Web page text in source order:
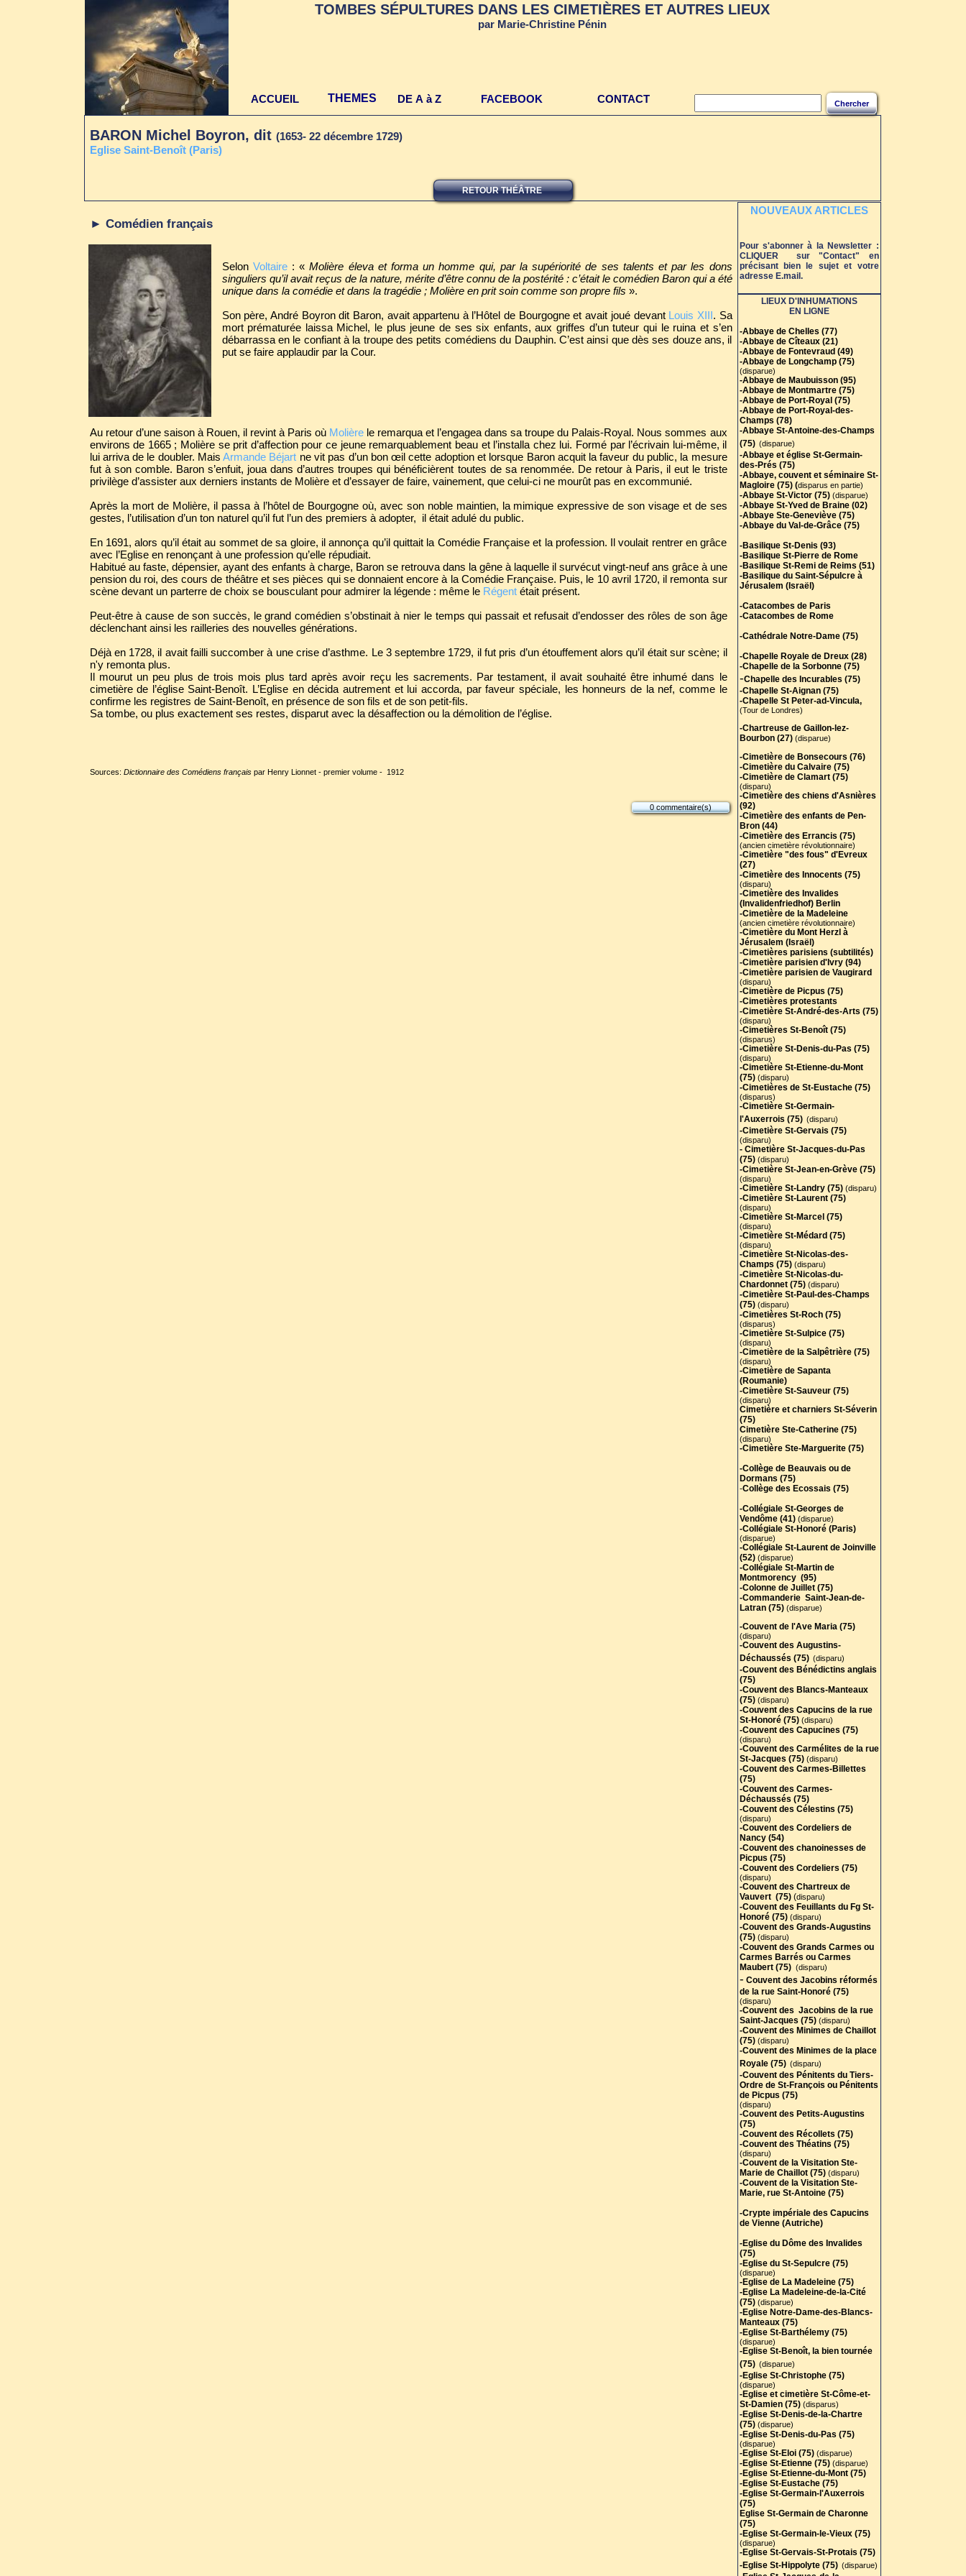
RETOUR THÉÂTRE
BARON Michel Boyron, dit (1653- 22 décembre 1729)
Eglise Saint-Benoît (Paris)
► Comédien français
Selon Voltaire : « Molière éleva et forma un homme qui, par la supériorité de ses talents et par les dons
singuliers qu’il avait reçus de la nature, mérite d’être connu de la postérité : c’était le comédien Baron qui a été
unique dans la comédie et dans la tragédie ; Molière en prit soin comme son propre fils ».
Son père, André Boyron dit Baron, avait appartenu à l’Hôtel de Bourgogne et avait joué devant Louis XIII. Sa
mort prématurée laissa Michel, le plus jeune de ses six enfants, aux griffes d’un tuteur qui le ruina et s’en
débarrassa en le confiant à la troupe des petits comédiens du Dauphin. C’est ainsi que dès ses douze ans, il
put se faire applaudir par la Cour.
Au retour d’une saison à Rouen, il revint à Paris où Molièrele remarqua et l’engagea dans sa troupe du Palais-Royal. Nous sommes aux
environs de 1665 ; Molière se prit d’affection pour ce jeune remarquablement beau et l’installa chez lui. Formé par l’écrivain lui-même, il
lui arriva de le doubler. MaisArmande Béjart ne vit pas d’un bon œil cette adoption et lorsque Baron acquit la faveur du public, la mesure
fut à son comble. Baron s’enfuit, joua dans d’autres troupes qui bénéficièrent toutes de sa renommée. De retour à Paris, il eut le triste
privilège d’assister aux derniers instants de Molière et d’essayer de faire, vainement, que celui-ci ne mourût pas en excommunié.
Après la mort de Molière, il passa à l’hôtel de Bourgogne où, avec son noble maintien, la mimique expressive de son visage et de ses
gestes, l’utilisation d’un ton naturel qu’il fut l’un des premiers à adopter, il était adulé du public.
En 1691, alors qu’il était au sommet de sa gloire, il annonça qu’il quittait la Comédie Française et la profession. Il voulait rentrer en grâce
avec l’Eglise en renonçant à une profession qu’elle répudiait.
Habitué au faste, dépensier, ayant des enfants à charge, Baron se retrouva dans la gêne à laquelle il survécut vingt-neuf ans grâce à une
pension du roi, des cours de théâtre et ses pièces qui se donnaient encore à la Comédie Française. Puis, le 10 avril 1720, il remonta sur
scène devant un parterre de choix se bousculant pour admirer la légende : même le Régentétait présent.
Peut-être à cause de son succès, le grand comédien s’obstinait à nier le temps qui passait et refusait d’endosser des rôles de son âge
déclenchant ainsi les railleries des nouvelles générations.
Déjà en 1728, il avait failli succomber à une crise d’asthme. Le 3 septembre 1729, il fut pris d’un étouffement alors qu’il était sur scène; il
n'y remonta plus.
Il mourut un peu plus de trois mois plus tard après avoir reçu les sacrements. Par testament, il avait souhaité être inhumé dans le
cimetière de l’église Saint-Benoît. L’Eglise en décida autrement et lui accorda, par faveur spéciale, les honneurs de la nef, comme le
confirme les registres de Saint-Benoît, en présence de son fils et de son petit-fils.
Sa tombe, ou plus exactement ses restes, disparut avec la désaffection ou la démolition de l’église.
Sources: Dictionnaire des Comédiens françaispar Henry Lionnet - premier volume - 1912
0 commentaire(s)
ACCUEIL THEMES CONTACT Chercher
FACEBOOK
DE A à Z
TOMBES SÉPULTURES DANS LES CIMETIÈRES ET AUTRES LIEUX
par Marie-Christine Pénin
NOUVEAUX ARTICLES
Pour s'abonner à la Newsletter :
CLIQUER sur "Contact" en
précisant bien le sujet et votre
adresse E.mail.
LIEUX D'INHUMATIONS
EN LIGNE
-Abbaye de Chelles (77)
-Abbaye de Cîteaux (21)
-Abbaye de Fontevraud (49)
-Abbaye de Longchamp (75)
(disparue)
-Abbaye de Maubuisson (95)
-Abbaye de Montmartre (75)
-Abbaye de Port-Royal (75)
-Abbaye de Port-Royal-des-
Champs (78)
-Abbaye St-Antoine-des-Champs
(75) (disparue)
-Abbaye et église St-Germain-
des-Prés (75)
-Abbaye, couvent et séminaire St-
Magloire (75) (disparus en partie)
-Abbaye St-Victor (75) (disparue)
-Abbaye St-Yved de Braine (02)
-Abbaye Ste-Geneviève (75)
-Abbaye du Val-de-Grâce (75)
-Basilique St-Denis (93)
-Basilique St-Pierre de Rome
-Basilique St-Remi de Reims (51)
-Basilique du Saint-Sépulcre à
Jérusalem (Israël)
-Catacombes de Paris
-Catacombes de Rome
-Cathédrale Notre-Dame (75)
-Chapelle Royale de Dreux (28)
-Chapelle de la Sorbonne (75)
-Chapelle des Incurables (75)
-Chapelle St-Aignan (75)
-Chapelle St Peter-ad-Vincula,
(Tour de Londres)
-Chartreuse de Gaillon-lez-
Bourbon (27) (disparue)
-Cimetière de Bonsecours (76)
-Cimetière du Calvaire (75)
-Cimetière de Clamart (75)
(disparu)
-Cimetière des chiens d'Asnières
(92)
-Cimetière des enfants de Pen-
Bron (44)
-Cimetière des Errancis (75)
(ancien cimetière révolutionnaire)
-Cimetière "des fous" d'Evreux
(27)
-Cimetière des Innocents (75)
(disparu)
-Cimetière des Invalides
(Invalidenfriedhof) Berlin
-Cimetière de la Madeleine
(ancien cimetière révolutionnaire)
-Cimetière du Mont Herzl à
Jérusalem (Israël)
-Cimetières parisiens (subtilités)
-Cimetière parisien d'Ivry (94)
-Cimetière parisien de Vaugirard
(disparu)
-Cimetière de Picpus (75)
-Cimetières protestants
-Cimetière St-André-des-Arts (75)
(disparu)
-Cimetières St-Benoît (75)
(disparus)
-Cimetière St-Denis-du-Pas (75)
(disparu)
-Cimetière St-Etienne-du-Mont
(75) (disparu)
-Cimetières de St-Eustache (75)
(disparus)
-Cimetière St-Germain-
l'Auxerrois (75) (disparu)
-Cimetière St-Gervais (75)
(disparu)
- Cimetière St-Jacques-du-Pas
(75) (disparu)
-Cimetière St-Jean-en-Grève (75)
(disparu)
-Cimetière St-Landry (75) (disparu)
-Cimetière St-Laurent (75)
(disparu)
-Cimetière St-Marcel (75)
(disparu)
-Cimetière St-Médard (75)
(disparu)
-Cimetière St-Nicolas-des-
Champs (75) (disparu)
-Cimetière St-Nicolas-du-
Chardonnet (75) (disparu)
-Cimetière St-Paul-des-Champs
(75) (disparu)
-Cimetières St-Roch (75)
(disparus)
-Cimetière St-Sulpice (75)
(disparu)
-Cimetière de la Salpêtrière (75)
(disparu)
-Cimetière de Sapanta
(Roumanie)
-Cimetière St-Sauveur (75)
(disparu)
Cimetière et charniers St-Séverin
(75)
Cimetière Ste-Catherine (75)
(disparu)
-Cimetière Ste-Marguerite (75)
-Collège de Beauvais ou de
Dormans (75)
-Collège des Ecossais (75)
-Collégiale St-Georges de
Vendôme (41) (disparue)
-Collégiale St-Honoré (Paris)
(disparue)
-Collégiale St-Laurent de Joinville
(52) (disparue)
-Collégiale St-Martin de
Montmorency (95)
-Colonne de Juillet (75)
-Commanderie Saint-Jean-de-
Latran (75) (disparue)
-Couvent de l'Ave Maria (75)
(disparu)
-Couvent des Augustins-
Déchaussés (75) (disparu)
-Couvent des Bénédictins anglais
(75)
-Couvent des Blancs-Manteaux
(75) (disparu)
-Couvent des Capucins de la rue
St-Honoré (75) (disparu)
-Couvent des Capucines (75)
(disparu)
-Couvent des Carmélites de la rue
St-Jacques (75) (disparu)
-Couvent des Carmes-Billettes
(75)
-Couvent des Carmes-
Déchaussés (75)
-Couvent des Célestins (75)
(disparu)
-Couvent des Cordeliers de
Nancy (54)
-Couvent des chanoinesses de
Picpus (75)
-Couvent des Cordeliers (75)
(disparu)
-Couvent des Chartreux de
Vauvert (75) (disparu)
-Couvent des Feuillants du Fg St-
Honoré (75) (disparu)
-Couvent des Grands-Augustins
(75) (disparu)
-Couvent des Grands Carmes ou
Carmes Barrés ou Carmes
Maubert (75) (disparu)
- Couvent des Jacobins réformés
de la rue Saint-Honoré (75)
(disparu)
-Couvent des Jacobins de la rue
Saint-Jacques (75) (disparu)
-Couvent des Minimes de Chaillot
(75) (disparu)
-Couvent des Minimes de la place
Royale (75) (disparu)
-Couvent des Pénitents du Tiers-
Ordre de St-François ou Pénitents
de Picpus (75)
(disparu)
-Couvent des Petits-Augustins
(75)
-Couvent des Récollets (75)
-Couvent des Théatins (75)
(disparu)
-Couvent de la Visitation Ste-
Marie de Chaillot (75)(disparu)
-Couvent de la Visitation Ste-
Marie, rue St-Antoine (75)
-Crypte impériale des Capucins
de Vienne (Autriche)
-Eglise du Dôme des Invalides
(75)
-Eglise du St-Sepulcre (75)
(disparue)
-Eglise de La Madeleine (75)
-Eglise La Madeleine-de-la-Cité
(75) (disparue)
-Eglise Notre-Dame-des-Blancs-
Manteaux (75)
-Eglise St-Barthélemy (75)
(disparue)
-Eglise St-Benoît, la bien tournée
(75) (disparue)
-Eglise St-Christophe (75)
(disparue)
-Eglise et cimetière St-Côme-et-
St-Damien (75) (disparus)
-Eglise St-Denis-de-la-Chartre
(75) (disparue)
-Eglise St-Denis-du-Pas (75)
(disparue)
-Eglise St-Eloi (75)(disparue)
-Eglise St-Etienne (75) (disparue)
-Eglise St-Etienne-du-Mont (75)
-Eglise St-Eustache (75)
-Eglise St-Germain-l'Auxerrois
(75)
Eglise St-Germain de Charonne
(75)
-Eglise St-Germain-le-Vieux (75)
(disparue)
-Eglise St-Gervais-St-Protais (75)
-Eglise St-Hippolyte (75) (disparue)